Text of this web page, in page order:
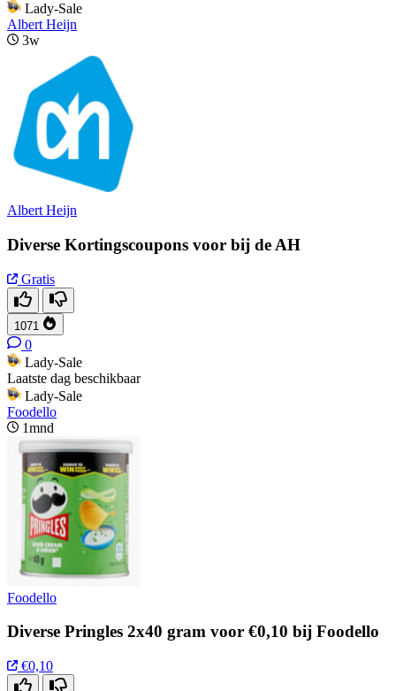
Lady-Sale
Albert Heijn
3w
Albert Heijn
Diverse Kortingscoupons voor bij de AH
Gratis
1071
0
Lady-Sale
Laatste dag beschikbaar
Lady-Sale
Foodello
1mnd
Foodello
Diverse Pringles 2x40 gram voor €0,10 bij Foodello
€0,10